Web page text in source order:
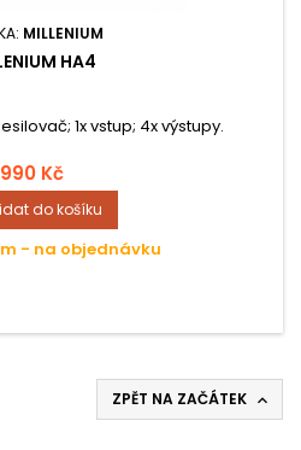
MILLENIUM
HA4
1x vstup; 4x výstupy.
990 Kč
do košíku
- na objednávku
ZPĚT NA ZAČÁTEK 